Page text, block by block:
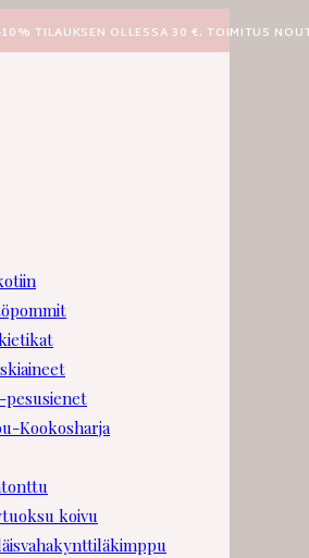
10% TILAUKSEN OLLESSA 30 €. TOIMITUS
pesusienet
Kookosharja
koivu